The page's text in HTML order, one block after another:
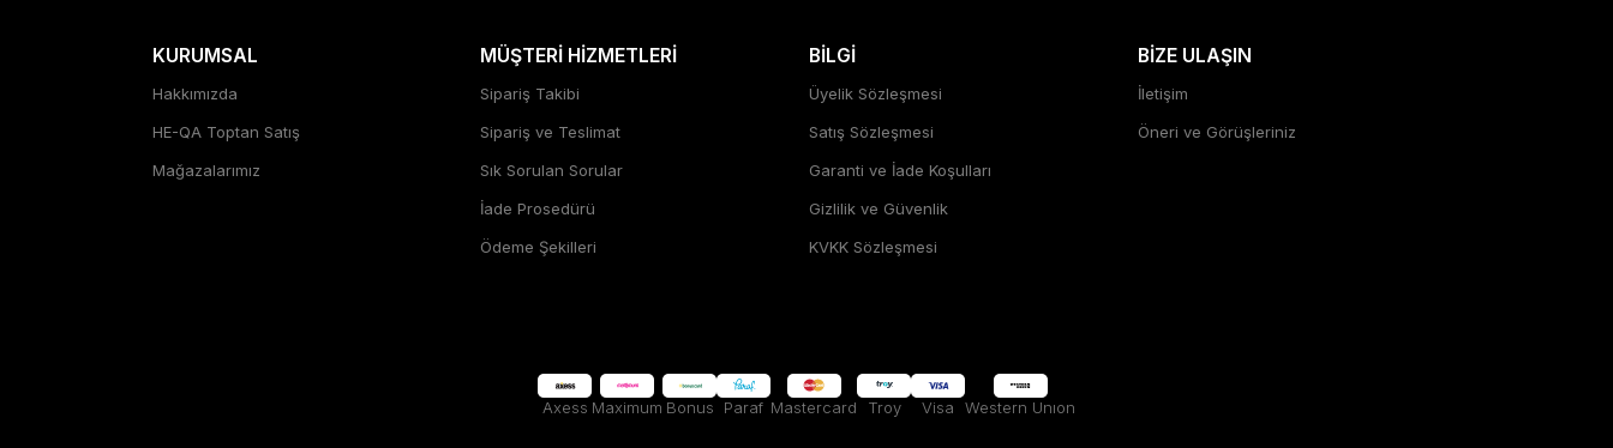
KURUMSAL
Hakkımızda
HE-QA Toptan Satış
Mağazalarımız
MÜŞTERİ HİZMETLERİ
Sipariş Takibi
Sipariş ve Teslimat
Sık Sorulan Sorular
İade Prosedürü
Ödeme Şekilleri
BİLGİ
Üyelik Sözleşmesi
Satış Sözleşmesi
Garanti ve İade Koşulları
Gizlilik ve Güvenlik
KVKK Sözleşmesi
BİZE ULAŞIN
İletişim
Öneri ve Görüşleriniz
Axess Maximum Bonus Paraf Mastercard Troy Visa Western Unıon